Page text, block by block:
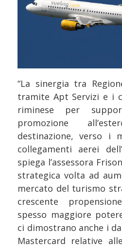
“La sinergia tra
tramite Apt Servizi e i
riminese per
promozione
destinazione, verso i
collegamenti aerei
spiega l’assessora
strategica volta ad
mercato del turismo
crescente
spesso maggiore
ci dimostrano anche i
Mastercard relative